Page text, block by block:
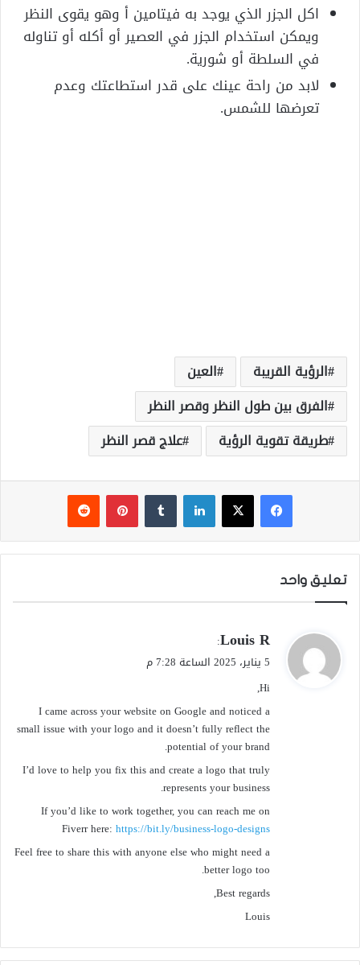
اكل الجزر الذي يوجد به فيتامين أ وهو يقوى النظر
ويمكن استخدام الجزر في العصير أو أكله أو تناوله
في السلطة أو شورية.
لابد من راحة عينك على قدر استطاعتك وعدم
تعرضها للشمس.
الرؤية القريبة
العين
الفرق بين طول النظر وقصر النظر
طريقة تقوية الرؤية
علاج قصر النظر
فيسبوك ‫X لينكدإن بينتيريست
تعليق واحد
ي
ق
ل
Louis R
:
5 يناير، 2025 الساعة 7:28 م
Hi,
I came across your website on Google and noticed a
small issue with your logo and it doesn’t fully reflect the
potential of your brand.
I’d love to help you fix this and create a logo that truly
represents your business.
If you’d like to work together, you can reach me on
Fiverr here: https://bit.ly/business-logo-designs
Feel free to share this with anyone else who might need a
better logo too.
Best regards,
Louis